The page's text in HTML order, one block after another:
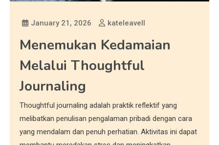
January 21, 2026 kateleavell
Menemukan Kedamaian
Melalui Thoughtful
Journaling
Thoughtful journaling adalah praktik reflektif yang
melibatkan penulisan pengalaman pribadi dengan cara
yang mendalam dan penuh perhatian. Aktivitas ini dapat